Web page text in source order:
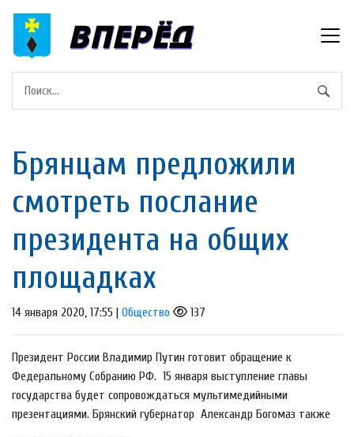
Брянцам предложили
смотреть послание
президента на общих
площадках
14 января 2020, 17:55 | Общество 137
Президент России Владимир Путин готовит обращение к
Федеральному Собранию РФ. 15 января выступление главы
государства будет сопровождаться мультимедийными
презентациями. Брянский губернатор Александр Богомаз также